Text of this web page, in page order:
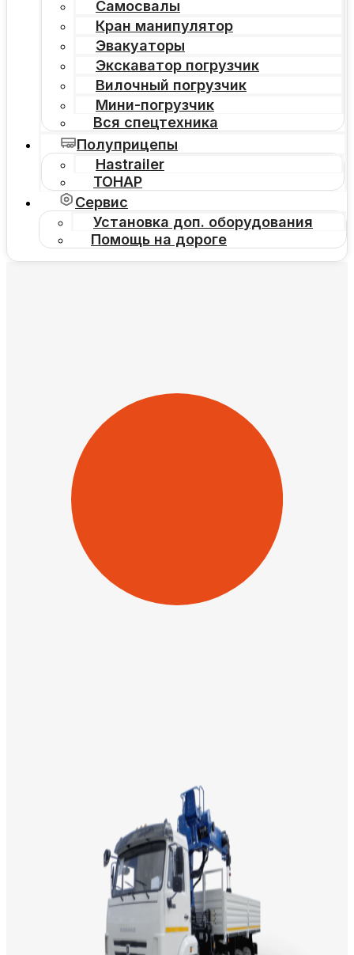
Самосвалы
Кран манипулятор
Эвакуаторы
Экскаватор погрузчик
Вилочный погрузчик
Мини-погрузчик
Вся спецтехника
Полуприцепы
Hastrailer
ТОНАР
Сервис
Установка доп. оборудования
Помощь на дороге